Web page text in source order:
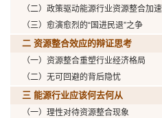
（二）政策驱动能源行业资源整合加速
（三）愈演愈烈的“国进民退”之争
二 资源整合效应的辩证思考
（一）资源整合重塑行业经济格局
（二）无可回避的背后隐忧
三 能源行业应该何去何从
（一）理性对待资源整合现象